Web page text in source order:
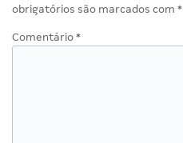
obrigatórios são marcados com *
Comentário *